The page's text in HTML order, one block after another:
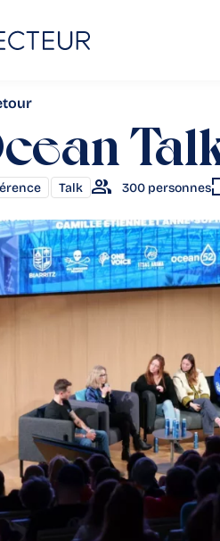
Talk 300 personnes